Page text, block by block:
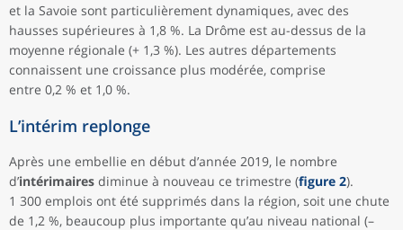
et la Savoie sont particulièrement dynamiques, avec des
hausses supérieures à 1,8 %. La Drôme est au-dessus de la
moyenne régionale (+ 1,3 %). Les autres départements
connaissent une croissance plus modérée, comprise
entre 0,2 % et 1,0 %.
L’intérim replonge
Après une embellie en début d’année 2019, le nombre
d’intérimaires diminue à nouveau ce trimestre (figure 2).
1 300 emplois ont été supprimés dans la région, soit une chute
de 1,2 %, beaucoup plus importante qu’au niveau national (–